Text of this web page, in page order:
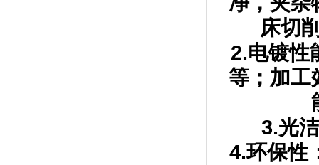
床切
2.电镀性
等；加工
3.光
4.环保性